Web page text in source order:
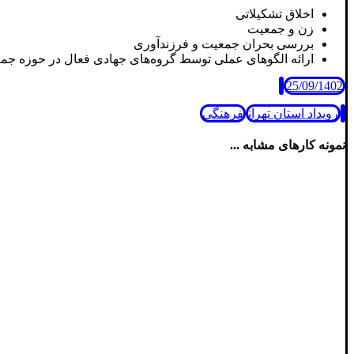
اخلاق تشکیلاتی
زن و جمعیت
بررسی بحران جمعیت و فرزندآوری
ارائه الگوهای عملی توسط گروه‌های جهادی فعال در حوزه
25/09/1402
رویداد استان تهران فرهنگی
نمونه کارهای مشابه ...